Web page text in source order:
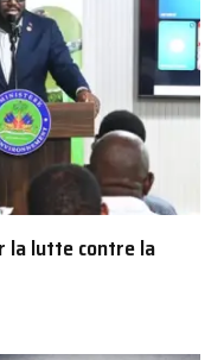
la lutte contre la